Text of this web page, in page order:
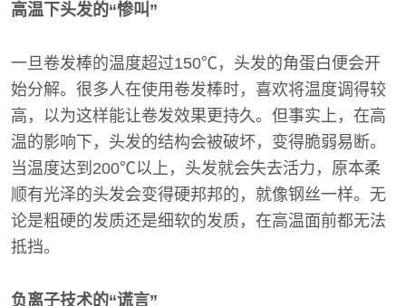
高温下头发的“惨叫”
一旦卷发棒的温度超过150℃，头发的角蛋白便会开
始分解。很多人在使用卷发棒时，喜欢将温度调得较
高，以为这样能让卷发效果更持久。但事实上，在高
温的影响下，头发的结构会被破坏，变得脆弱易断。
当温度达到200℃以上，头发就会失去活力，原本柔
顺有光泽的头发会变得硬邦邦的，就像钢丝一样。无
论是粗硬的发质还是细软的发质，在高温面前都无法
抵挡。
负离子技术的“谎言”